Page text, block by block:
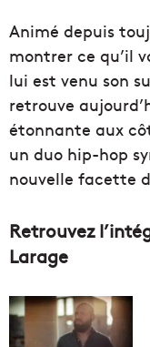
Animé depuis
montrer ce qu’il
lui est venu son
retrouve
étonnante aux
un duo hip-hop
nouvelle facette
Retrouvez
Larage